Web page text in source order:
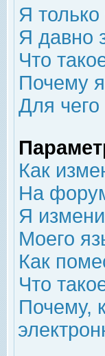
Я только
Я давно
Что
Почему
Для
Как
На
Я
Моего
Как
Что
Почему,